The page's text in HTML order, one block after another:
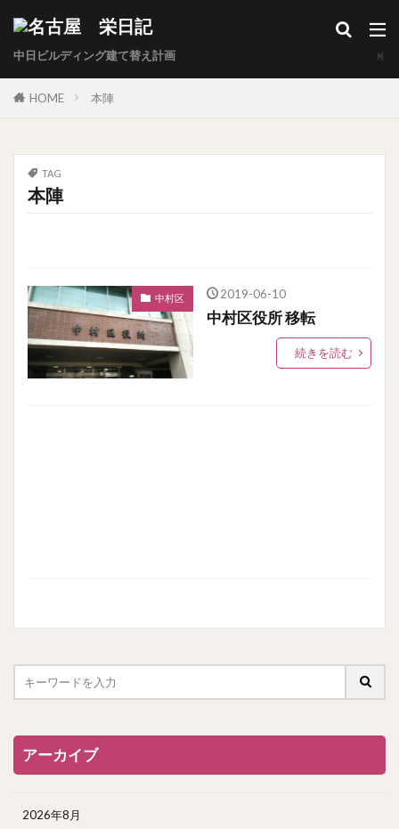
中日ビルディング建て替え計画
HOME 本陣
TAG
本陣
中村区 2019-06-10
中村区役所 移転
続きを読む
アーカイブ
2026年8月